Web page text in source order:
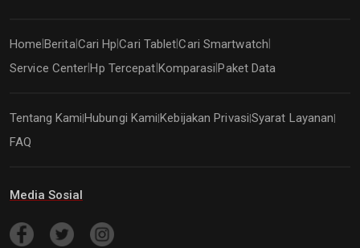
Home Berita Cari Hp |Cari Tablet|Cari Smartwatch
Service Center|Hp Tercepat Komparasi |Paket Data
Tentang Kami|Hubungi Kami|Kebijakan Privasi|Syarat Layanan|
FAQ
Media Sosial